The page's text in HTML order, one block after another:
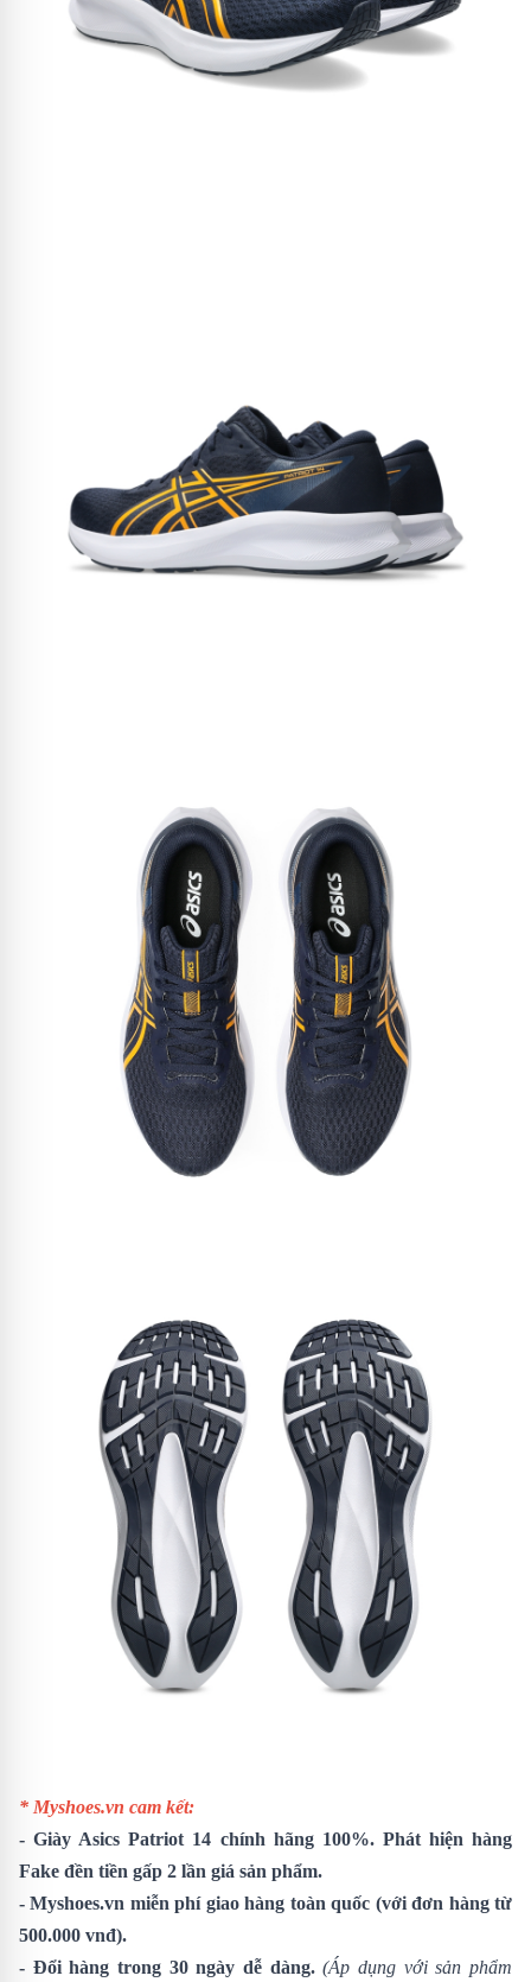
* Myshoes.vn cam kết:
-Giày Asics Patriot 14 chính hãng 100%. Phát hiện hàng
Fake đền tiền gấp 2 lần giá sản phẩm.
- Myshoes.vn miễn phí giao hàng toàn quốc (với đơn hàng từ
500.000 vnđ).
- Đổi hàng trong 30 ngày dễ dàng.(Áp dụng với sản phẩm